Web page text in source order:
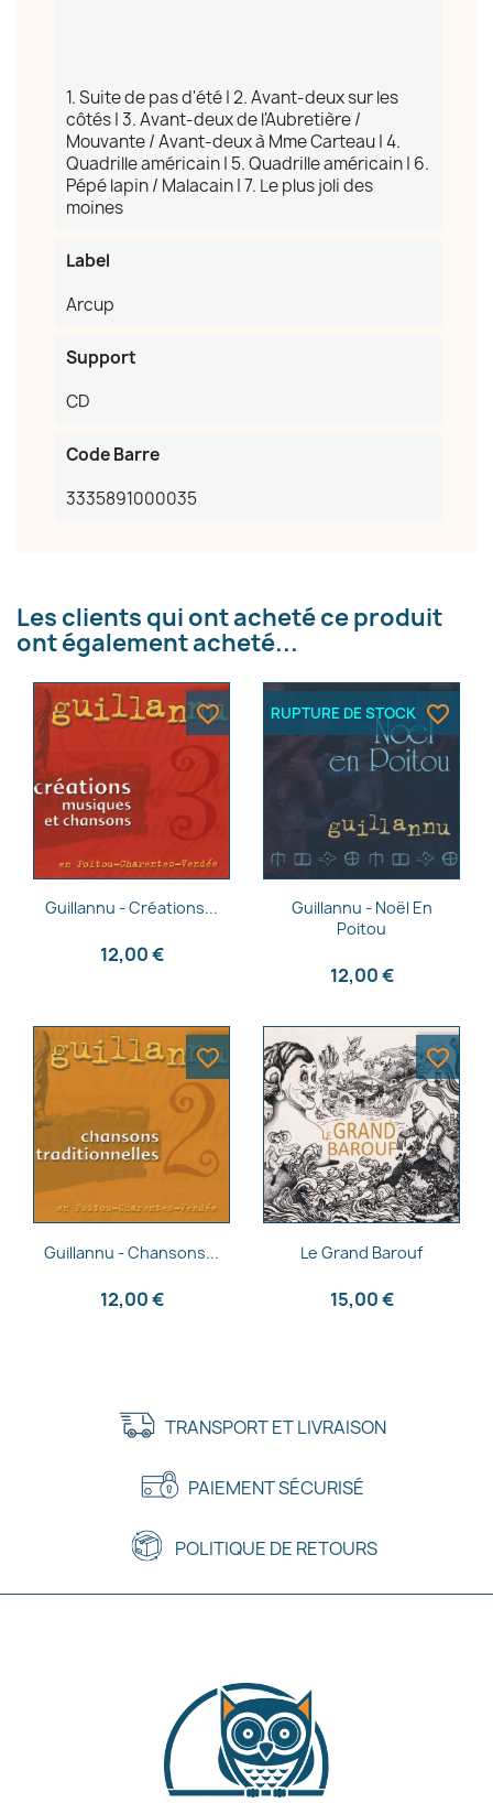
1. Suite de pas d'été | 2. Avant-deux sur les
côtés | 3. Avant-deux de l'Aubretière /
Mouvante / Avant-deux à Mme Carteau | 4.
Quadrille américain | 5. Quadrille américain | 6.
Pépé lapin / Malacain | 7. Le plus joli des
moines
Label
Arcup
Support
CD
Code Barre
3335891000035
Les clients qui ont acheté ce produit
ont également acheté...
Aperçu rapide
Guillannu - Créations...
12,00 €
favorite_border
Aperçu rapide
Guillannu - Noël En
Poitou
12,00 €
RUPTURE DE STOCK favorite_border
Aperçu rapide
Guillannu - Chansons...
12,00 €
favorite_border
Aperçu rapide
Le Grand Barouf
15,00 €
favorite_border
Créer une liste d'envies
Nom de la liste d'envies
TRANSPORT ET LIVRAISON
PAIEMENT SÉCURISÉ
POLITIQUE DE RETOURS